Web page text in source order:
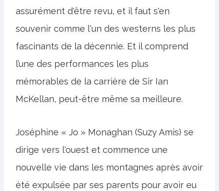
assurément d'être revu, et il faut s'en
souvenir comme l'un des westerns les plus
fascinants de la décennie. Et il comprend
l’une des performances les plus
mémorables de la carrière de Sir Ian
McKellan, peut-être même sa meilleure.
Joséphine « Jo » Monaghan (Suzy Amis) se
dirige vers l'ouest et commence une
nouvelle vie dans les montagnes après avoir
été expulsée par ses parents pour avoir eu